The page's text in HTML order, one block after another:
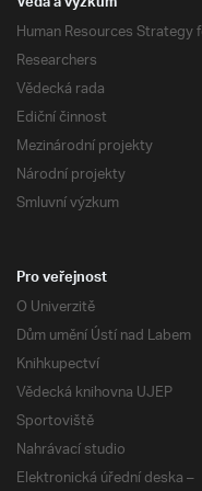
Human Resources Strategy
Researchers
Vědecká rada
Ediční činnost
Mezinárodní projekty
Národní projekty
Smluvní výzkum
Pro veřejnost
O Univerzitě
Dům umění Ústí nad Labem
Knihkupectví
Vědecká knihovna UJEP
Sportoviště
Nahrávací studio
Elektronická úřední deska –